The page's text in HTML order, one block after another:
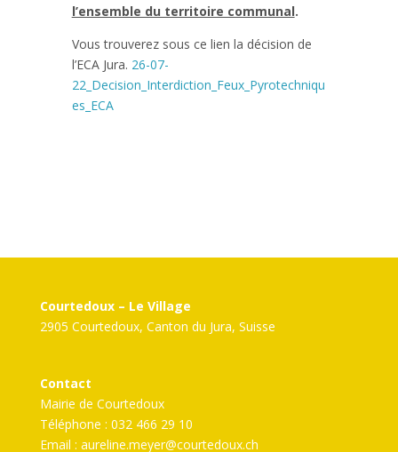
l’ensemble du territoire communal.
Vous trouverez sous ce lien la décision de
l’ECA Jura. 26-07-
22_Decision_Interdiction_Feux_Pyrotechniqu
es_ECA
Courtedoux – Le Village
2905 Courtedoux, Canton du Jura, Suisse
Contact
Mairie de Courtedoux
Téléphone : 032 466 29 10
Email : aureline.meyer@courtedoux.ch